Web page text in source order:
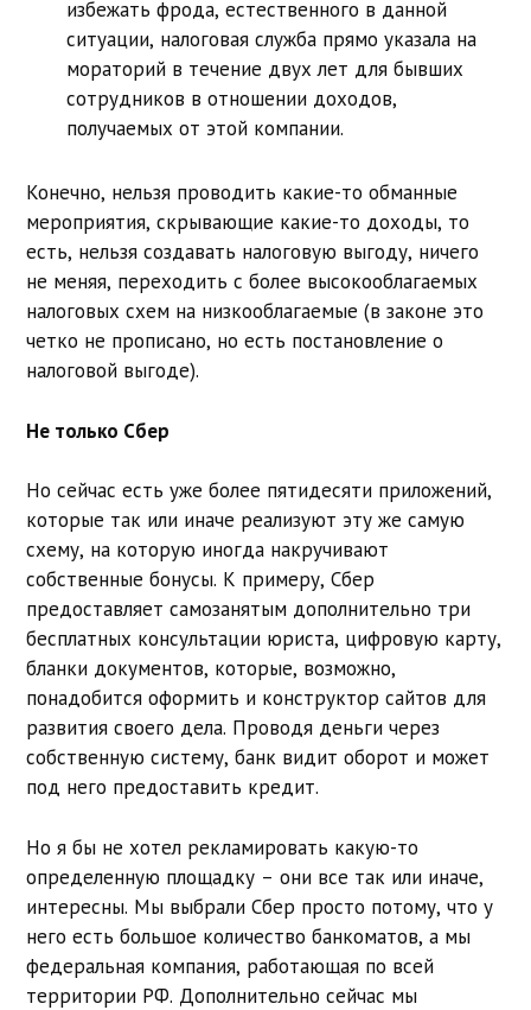
избежать фрода, естественного в данной
ситуации, налоговая служба прямо указала на
мораторий в течение двух лет для бывших
сотрудников в отношении доходов,
получаемых от этой компании.
Конечно, нельзя проводить какие-то обманные
мероприятия, скрывающие какие-то доходы, то
есть, нельзя создавать налоговую выгоду, ничего
не меняя, переходить с более высокооблагаемых
налоговых схем на низкооблагаемые (в законе это
четко не прописано, но есть постановление о
налоговой выгоде).
Не только Сбер
Но сейчас есть уже более пятидесяти приложений,
которые так или иначе реализуют эту же самую
схему, на которую иногда накручивают
собственные бонусы. К примеру, Сбер
предоставляет самозанятым дополнительно три
бесплатных консультации юриста, цифровую карту,
бланки документов, которые, возможно,
понадобится оформить и конструктор сайтов для
развития своего дела. Проводя деньги через
собственную систему, банк видит оборот и может
под него предоставить кредит.
Но я бы не хотел рекламировать какую-то
определенную площадку – они все так или иначе,
интересны. Мы выбрали Сбер просто потому, что у
него есть большое количество банкоматов, а мы
федеральная компания, работающая по всей
территории РФ. Дополнительно сейчас мы